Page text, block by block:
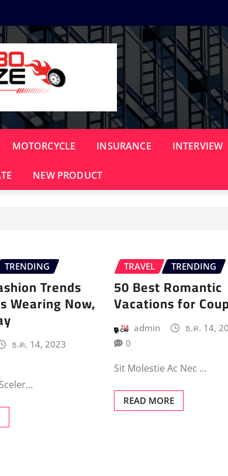
MOTORCYCLE INSURANCE INTERVIEW
NEW PRODUCT
TRENDING
Trends
Wearing Now,
ธ.ค. 14, 2023
TRAVEL TRENDING
50 Best Romantic
Vacations for
admin
ธ.ค. 14,
0
Sit Molestie Ac Nec …
READ MORE